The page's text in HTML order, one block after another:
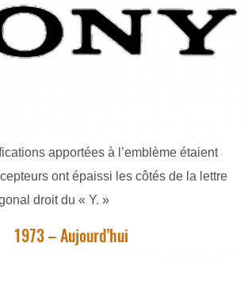
apportées à l’emblème étaient
ont épaissi les côtés de la lettre
droit du « Y. »
1973 – Aujourd’hui